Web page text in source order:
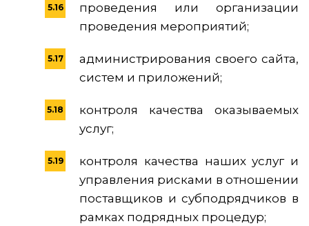
проведения или организации
проведения мероприятий;
администрирования своего сайта,
систем и приложений;
контроля качества оказываемых
услуг;
контроля качества наших услуг и
управления рисками в отношении
поставщиков и субподрядчиков в
рамках подрядных процедур;